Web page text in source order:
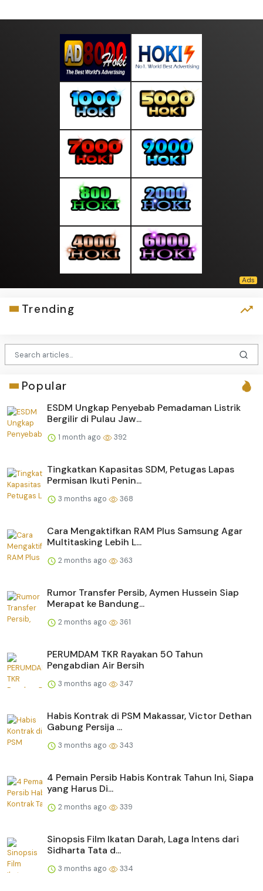
Trending
Popular
ESDM Ungkap Penyebab Pemadaman Listrik
Bergilir di Pulau Jaw...
1 month ago 392
Tingkatkan Kapasitas SDM, Petugas Lapas
Permisan Ikuti Penin...
3 months ago 368
Cara Mengaktifkan RAM Plus Samsung Agar
Multitasking Lebih L...
2 months ago 363
Rumor Transfer Persib, Aymen Hussein Siap
Merapat ke Bandung...
2 months ago 361
PERUMDAM TKR Rayakan 50 Tahun
Pengabdian Air Bersih
3 months ago 347
Habis Kontrak di PSM Makassar, Victor Dethan
Gabung Persija ...
3 months ago 343
4 Pemain Persib Habis Kontrak Tahun Ini, Siapa
yang Harus Di...
2 months ago 339
Sinopsis Film Ikatan Darah, Laga Intens dari
Sidharta Tata d...
3 months ago 334